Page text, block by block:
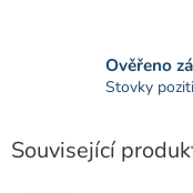
Ověřeno
Stovky
Související